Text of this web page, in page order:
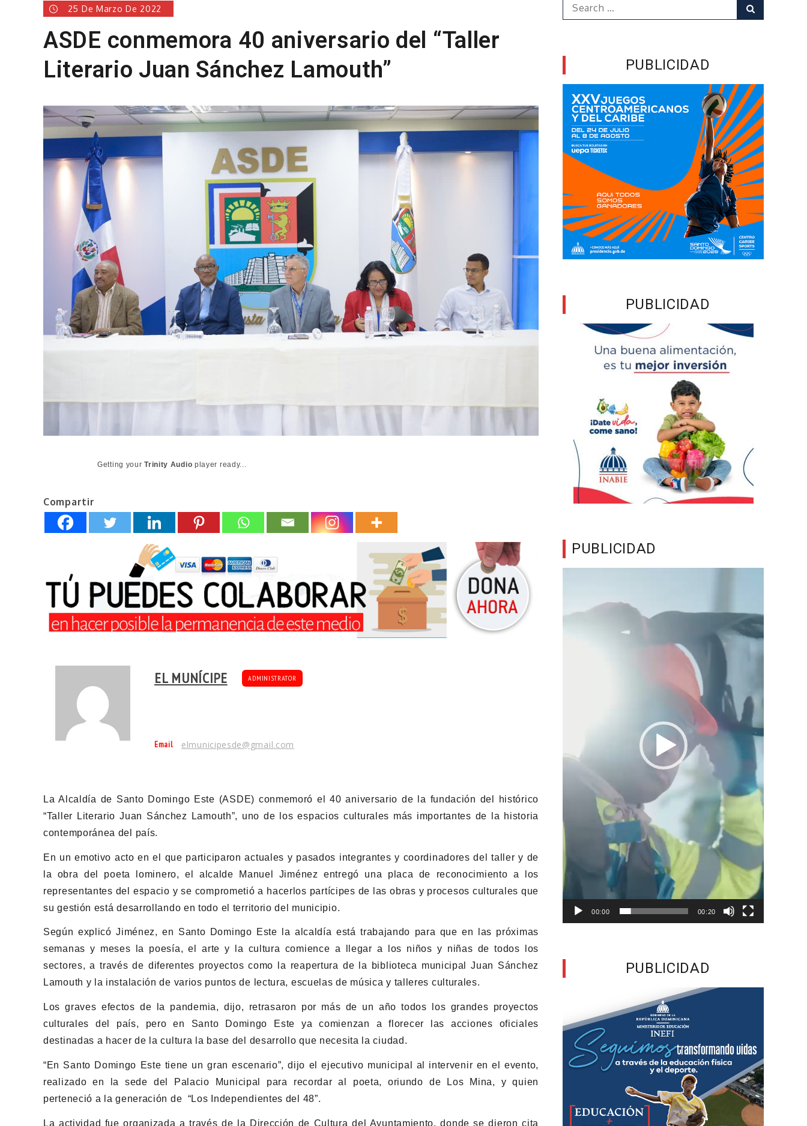
25 De Marzo De 2022
ASDE conmemora 40 aniversario del “Taller
Literario Juan Sánchez Lamouth”
Getting yourTrinity Audio player ready...
Compartir
EL MUNÍCIPE ADMINISTRATOR
Email elmunicipesde@gmail.com
La Alcaldía de Santo Domingo Este (ASDE) conmemoró el 40 aniversario de la fundación del histórico
“Taller Literario Juan Sánchez Lamouth”, uno de los espacios culturales más importantes de la historia
contemporánea del país.
En un emotivo acto en el que participaron actuales y pasados integrantes y coordinadores del taller y de
la obra del poeta lominero, el alcalde Manuel Jiménez entregó una placa de reconocimiento a los
representantes del espacio y se comprometió a hacerlos partícipes de las obras y procesos culturales que
su gestión está desarrollando en todo el territorio del municipio.
Según explicó Jiménez, en Santo Domingo Este la alcaldía está trabajando para que en las próximas
semanas y meses la poesía, el arte y la cultura comience a llegar a los niños y niñas de todos los
sectores, a través de diferentes proyectos como la reapertura de la biblioteca municipal Juan Sánchez
Lamouth y la instalación de varios puntos de lectura, escuelas de música y talleres culturales.
Los graves efectos de la pandemia, dijo, retrasaron por más de un año todos los grandes proyectos
culturales del país, pero en Santo Domingo Este ya comienzan a florecer las acciones oficiales
destinadas a hacer de la cultura la base del desarrollo que necesita la ciudad.
“En Santo Domingo Este tiene un gran escenario”, dijo el ejecutivo municipal al intervenir en el evento,
realizado en la sede del Palacio Municipal para recordar al poeta, oriundo de Los Mina, y quien
perteneció a la generación de “Los Independientes del 48”.
La actividad fue organizada a través de la Dirección de Cultura del Ayuntamiento, donde se dieron cita
for:
PUBLICIDAD
PUBLICIDAD
PUBLICIDAD
00:00 00:20
PUBLICIDAD